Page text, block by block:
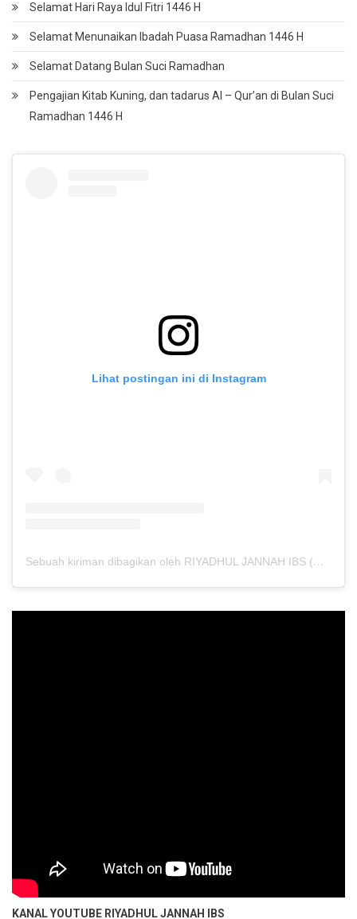
Selamat Hari Raya Idul Fitri 1446 H
Selamat Menunaikan Ibadah Puasa Ramadhan 1446 H
Selamat Datang Bulan Suci Ramadhan
Pengajian Kitab Kuning, dan tadarus Al – Qur’an di Bulan Suci
Ramadhan 1446 H
Lihat postingan ini di Instagram
Sebuah kiriman dibagikan oleh RIYADHUL JANNAH IBS (@riyadhuljannahibs)
KANAL YOUTUBE RIYADHUL JANNAH IBS